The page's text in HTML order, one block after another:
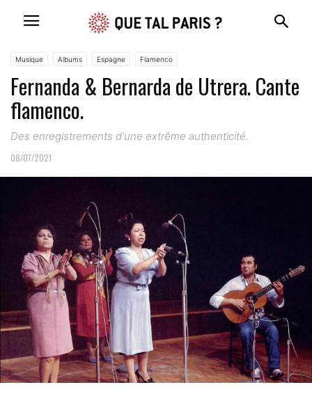
Musique Albums Espagne Flamenco
Fernanda & Bernarda de Utrera. Cante
flamenco.
Des enregistrements d'une extrême authenticité.
08/07/2021